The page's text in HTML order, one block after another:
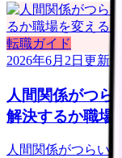
転職ガイド
2026年6月2日 更新
人間関係がつら
解決するか職場
人間関係がつらい